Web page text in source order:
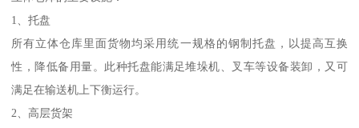
1、托盘
所有立体仓库里面货物均采用统一规格的钢制托盘，以提高互换
性，降低备用量。此种托盘能满足堆垛机、叉车等设备装卸，又可
满足在输送机上下衡运行。
2、高层货架